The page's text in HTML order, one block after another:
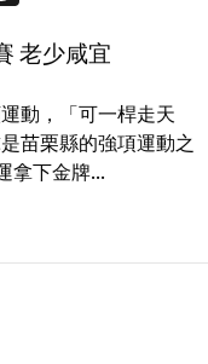
老少咸宜
動，「可一桿走天
苗栗縣的強項運動之
拿下金牌...